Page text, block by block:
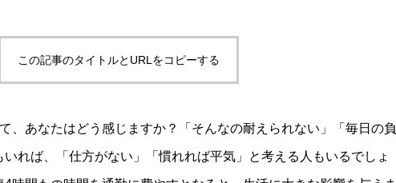
この記事のタイトルとURLをコピーする
、あなたはどう感じますか？「そんなの耐えられない」「毎日の負
れば、「仕方がない」「慣れれば平気」と考える人もいるでしょ